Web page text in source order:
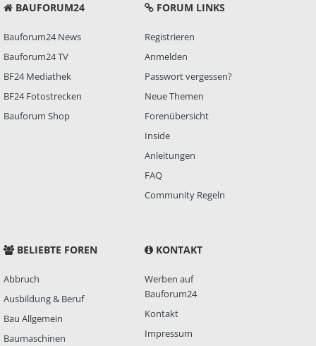
BAUFORUM24
Bauforum24 News
Bauforum24 TV
BF24 Mediathek
BF24 Fotostrecken
Bauforum Shop
FORUM LINKS
Registrieren
Anmelden
Passwort vergessen?
Neue Themen
Forenübersicht
Inside
Anleitungen
FAQ
Community Regeln
BELIEBTE FOREN
Abbruch
Ausbildung & Beruf
Bau Allgemein
Baumaschinen
KONTAKT
Werben auf
Bauforum24
Kontakt
Impressum